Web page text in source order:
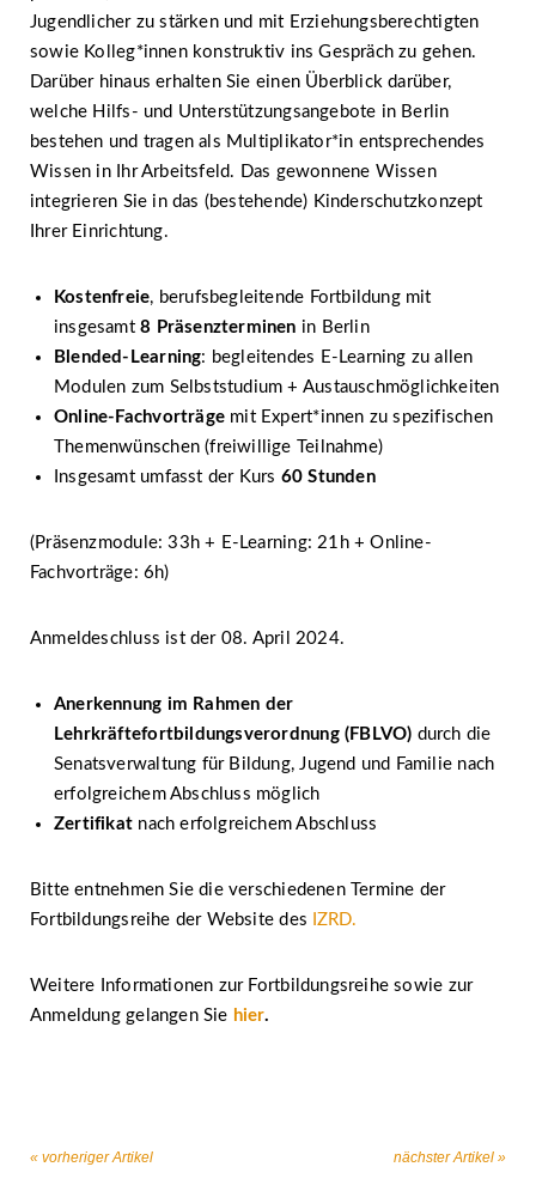
Jugendlicher zu stärken und mit Erziehungsberechtigten
sowie Kolleg*innen konstruktiv ins Gespräch zu gehen.
Darüber hinaus erhalten Sie einen Überblick darüber,
welche Hilfs- und Unterstützungsangebote in Berlin
bestehen und tragen als Multiplikator*in entsprechendes
Wissen in Ihr Arbeitsfeld. Das gewonnene Wissen
integrieren Sie in das (bestehende) Kinderschutzkonzept
Ihrer Einrichtung.
Kostenfreie, berufsbegleitende Fortbildung mit
insgesamt8 Präsenzterminen in Berlin
Blended-Learning: begleitendes E-Learning zu allen
Modulen zum Selbststudium + Austauschmöglichkeiten
Online-Fachvorträge mit Expert*innen zu spezifischen
Themenwünschen (freiwillige Teilnahme)
Insgesamt umfasst der Kurs 60 Stunden
(Präsenzmodule: 33h + E-Learning: 21h + Online-
Fachvorträge: 6h)
Anmeldeschluss ist der 08. April 2024.
Anerkennung im Rahmen der
Lehrkräftefortbildungsverordnung (FBLVO) durch die
Senatsverwaltung für Bildung, Jugend und Familie nach
erfolgreichem Abschluss möglich
Zertifikat nach erfolgreichem Abschluss
Bitte entnehmen Sie die verschiedenen Termine der
Fortbildungsreihe der Website des IZRD.
Weitere Informationen zur Fortbildungsreihe sowie zur
Anmeldung gelangen Sie hier.
« vorheriger Artikel nächster Artikel »